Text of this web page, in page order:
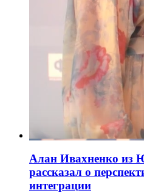
Алан Ивахненко из
рассказал о
интеграции